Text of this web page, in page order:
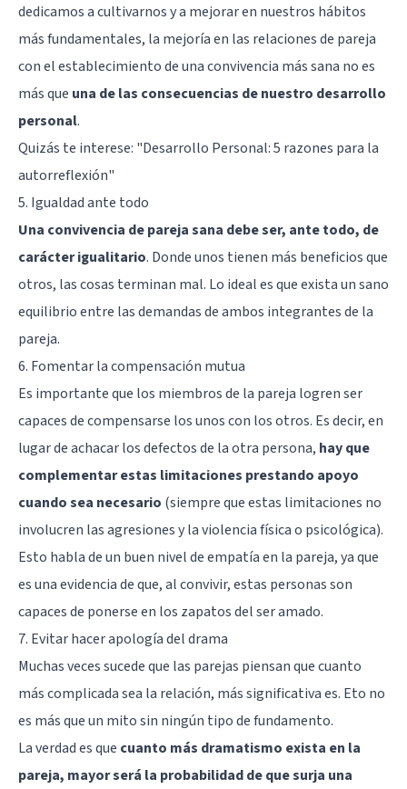
dedicamos a cultivarnos y a mejorar en nuestros hábitos
más fundamentales, la mejoría en las relaciones de pareja
con el establecimiento de una convivencia más sana no es
más que una de las consecuencias de nuestro desarrollo
personal.
Quizás te interese: "Desarrollo Personal: 5 razones para la
autorreflexión"
5. Igualdad ante todo
Una convivencia de pareja sana debe ser, ante todo, de
carácter igualitario. Donde unos tienen más beneficios que
otros, las cosas terminan mal. Lo ideal es que exista un sano
equilibrio entre las demandas de ambos integrantes de la
pareja.
6. Fomentar la compensación mutua
Es importante que los miembros de la pareja logren ser
capaces de compensarse los unos con los otros. Es decir, en
lugar de achacar los defectos de la otra persona, hay que
complementar estas limitaciones prestando apoyo
cuando sea necesario (siempre que estas limitaciones no
involucren las agresiones y la violencia física o psicológica).
Esto habla de un buen nivel de empatía en la pareja, ya que
es una evidencia de que, al convivir, estas personas son
capaces de ponerse en los zapatos del ser amado.
7. Evitar hacer apología del drama
Muchas veces sucede que las parejas piensan que cuanto
más complicada sea la relación, más significativa es. Eto no
es más que un mito sin ningún tipo de fundamento.
La verdad es que cuanto más dramatismo exista en la
pareja, mayor será la probabilidad de que surja una